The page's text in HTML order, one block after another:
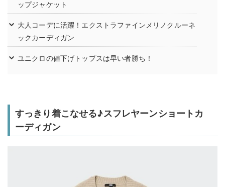
ップジャケット
大人コーデに活躍！エクストラファインメリノクルーネ
ックカーディガン
ユニクロの値下げトップスは早い者勝ち！
すっきり着こなせる♪スフレヤーンショートカ
ーディガン